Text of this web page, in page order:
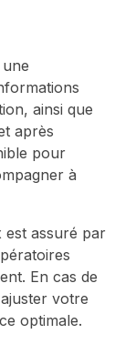
ainsi que
après
pour
à
assuré par
En cas de
votre
optimale.